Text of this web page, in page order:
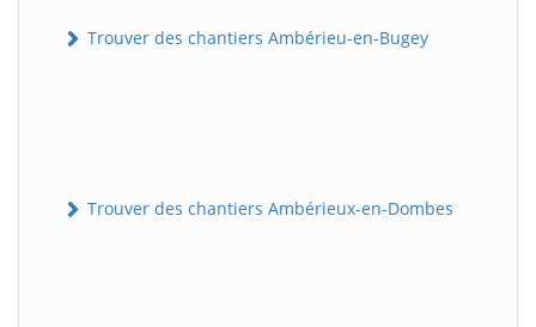
Trouver des chantiers Ambérieu-en-Bugey
Trouver des chantiers Ambérieux-en-Dombes